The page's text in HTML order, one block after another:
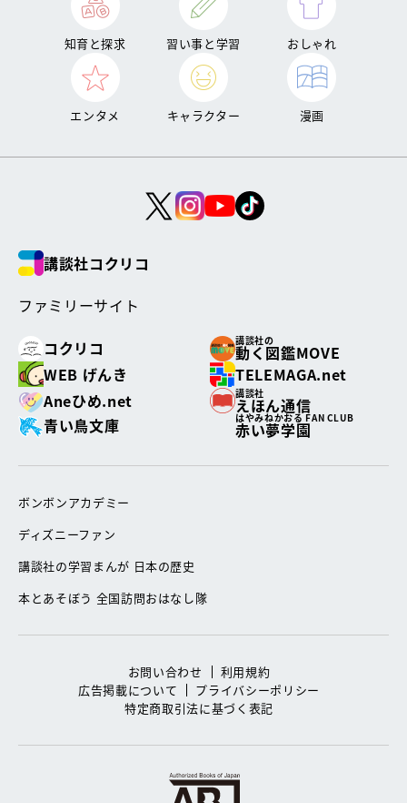
知育と探求 習い事と学習 おしゃれ
エンタメ キャラクター 漫画
講談社コクリコ
ファミリーサイト
コクリコ
講談社の
動く図鑑MOVE
WEB げんき
TELEMAGA.net
Aneひめ.net
講談社
えほん通信
青い鳥文庫
はやみねかおる FAN CLUB
赤い夢学園
ボンボンアカデミー
ディズニーファン
講談社の学習まんが 日本の歴史
本とあそぼう 全国訪問おはなし隊
お問い合わせ
利用規約
広告掲載について
プライバシーポリシー
特定商取引法に基づく表記